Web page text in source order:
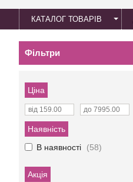
КАТАЛОГ ТОВАРІВ
Фільтри
Ціна
Наявність
В наявності
58
Акція